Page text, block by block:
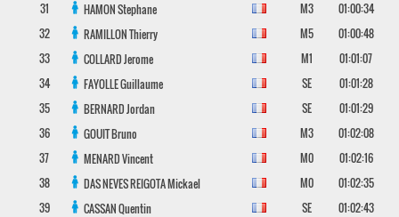
31
HAMONStephane M3
01:00:34
32
RAMILLONThierry M5
01:00:48
33
COLLARDJerome M1
01:01:07
34
FAYOLLEGuillaume SE
01:01:28
35
BERNARDJordan SE
01:01:29
36
GOUITBruno M3
01:02:08
37
MENARDVincent M0
01:02:16
38
DAS NEVES REIGOTAMickael M0
01:02:35
39
CASSANQuentin SE
01:02:43